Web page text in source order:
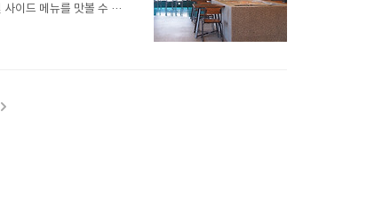
이드 메뉴를 맛볼 수 있
있습니다. 낙성대에 있는